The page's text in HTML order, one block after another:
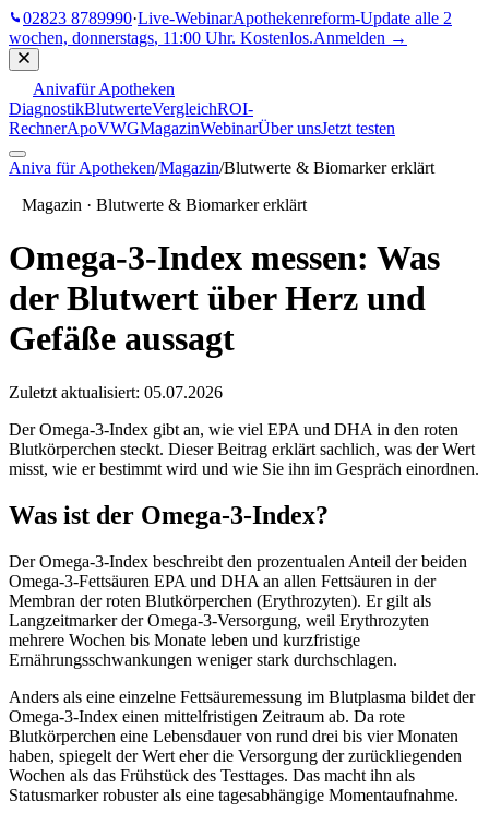
02823 8789990·Live-WebinarApothekenreform-Update alle 2
wochen, donnerstags, 11:00 Uhr. Kostenlos.Anmelden →
Anivafür Apotheken
DiagnostikBlutwerteVergleichROI-
RechnerApoVWGMagazinWebinarÜber unsJetzt testen
Aniva für Apotheken/Magazin/Blutwerte & Biomarker erklärt
Magazin · Blutwerte & Biomarker erklärt
Omega-3-Index messen: Was
der Blutwert über Herz und
Gefäße aussagt
Zuletzt aktualisiert: 05.07.2026
Der Omega-3-Index gibt an, wie viel EPA und DHA in den roten
Blutkörperchen steckt. Dieser Beitrag erklärt sachlich, was der Wert
misst, wie er bestimmt wird und wie Sie ihn im Gespräch einordnen.
Was ist der Omega-3-Index?
Der Omega-3-Index beschreibt den prozentualen Anteil der beiden
Omega-3-Fettsäuren EPA und DHA an allen Fettsäuren in der
Membran der roten Blutkörperchen (Erythrozyten). Er gilt als
Langzeitmarker der Omega-3-Versorgung, weil Erythrozyten
mehrere Wochen bis Monate leben und kurzfristige
Ernährungsschwankungen weniger stark durchschlagen.
Anders als eine einzelne Fettsäuremessung im Blutplasma bildet der
Omega-3-Index einen mittelfristigen Zeitraum ab. Da rote
Blutkörperchen eine Lebensdauer von rund drei bis vier Monaten
haben, spiegelt der Wert eher die Versorgung der zurückliegenden
Wochen als das Frühstück des Testtages. Das macht ihn als
Statusmarker robuster als eine tagesabhängige Momentaufnahme.